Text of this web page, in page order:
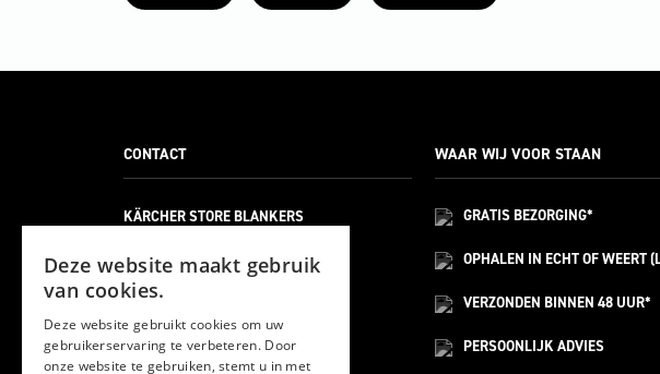
CONTACT
KÄRCHER STORE BLANKERS
6101 XA
ECHT
(HOOFDVESTIGING)
MOESDIJK 12F
WAAR WIJ VOOR STAAN
GRATISBEZORGING*
OPHALEN IN ECHT OF WEERT
VERZONDEN BINNEN 48 UUR*
PERSOONLIJKADVIES
Deze website maakt gebruik
van cookies.
Deze website gebruikt cookies om uw
gebruikerservaring te verbeteren. Door
onze website te gebruiken, stemt u in met